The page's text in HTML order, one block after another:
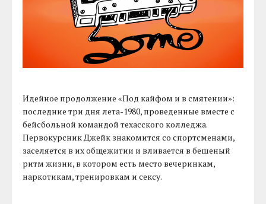
Идейное продолжение «Под кайфом и в смятении»:
последние три дня лета-1980, проведенные вместе с
бейсбольной командой техасского колледжа.
Первокурсник Джейк знакомится со спортсменами,
заселяется в их общежитии и вливается в бешеный
ритм жизни, в котором есть место вечеринкам,
наркотикам, тренировкам и сексу.